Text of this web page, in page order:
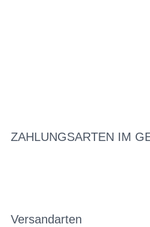
ZAHLUNGSARTEN IM
Versandarten